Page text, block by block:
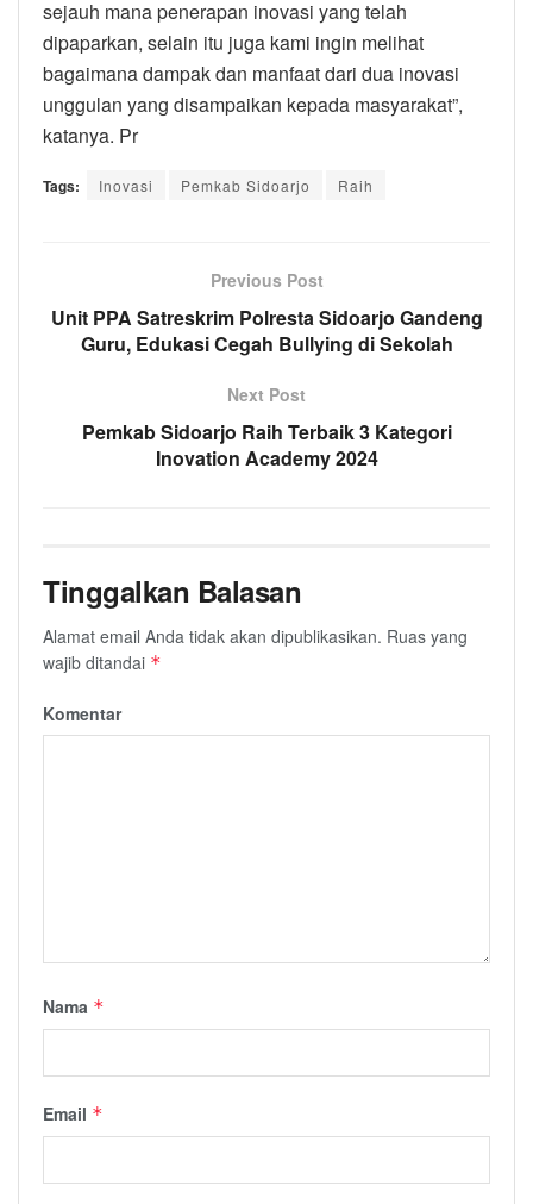
sejauh mana penerapan inovasi yang telah
dipaparkan, selain itu juga kami ingin melihat
bagaimana dampak dan manfaat dari dua inovasi
unggulan yang disampaikan kepada masyarakat”,
katanya. Pr
Tags: Inovasi Pemkab Sidoarjo Raih
Previous Post
Unit PPA Satreskrim Polresta Sidoarjo Gandeng
Guru, Edukasi Cegah Bullying di Sekolah
Next Post
Pemkab Sidoarjo Raih Terbaik 3 Kategori
Inovation Academy 2024
Tinggalkan Balasan
Alamat email Anda tidak akan dipublikasikan. Ruas yang
wajib ditandai *
Komentar
Nama *
Email *